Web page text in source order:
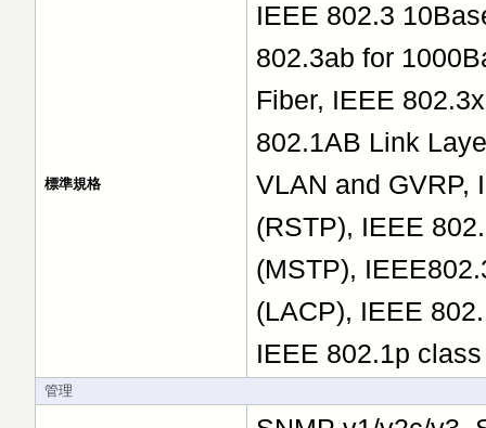
標準規格
IEEE 802.3
802.3ab for
Fiber, IEEE
802.1AB Link
VLAN and GVRP,
(RSTP), IEEE
(MSTP),
(LACP), IEEE
IEEE 802.1p
管理